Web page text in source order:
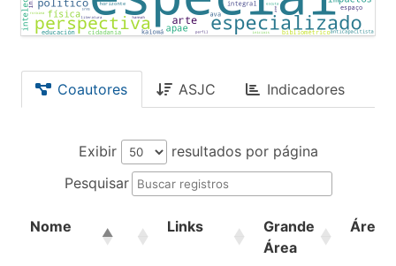
Coautores ASJC Indicadores
Exibir
resultados por página
Pesquisar
Nome Links
Grande
Área
Área